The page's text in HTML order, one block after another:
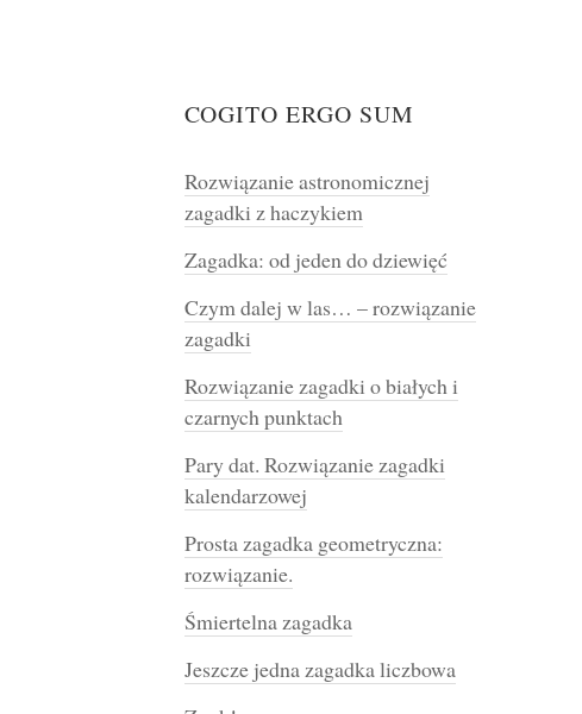
COGITO ERGO SUM
Rozwiązanie astronomicznej
zagadki z haczykiem
Zagadka: od jeden do dziewięć
Czym dalej w las… – rozwiązanie
zagadki
Rozwiązanie zagadki o białych i
czarnych punktach
Pary dat. Rozwiązanie zagadki
kalendarzowej
Prosta zagadka geometryczna:
rozwiązanie.
Śmiertelna zagadka
Jeszcze jedna zagadka liczbowa